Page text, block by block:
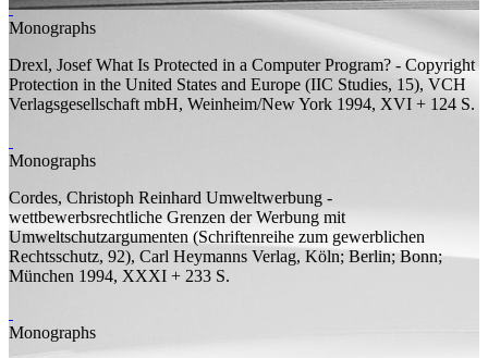
Monographs
Drexl, Josef What Is Protected in a Computer Program? - Copyright
Protection in the United States and Europe (IIC Studies, 15), VCH
Verlagsgesellschaft mbH, Weinheim/New York 1994, XVI + 124 S.
Monographs
Cordes, Christoph Reinhard Umweltwerbung -
wettbewerbsrechtliche Grenzen der Werbung mit
Umweltschutzargumenten (Schriftenreihe zum gewerblichen
Rechtsschutz, 92), Carl Heymanns Verlag, Köln; Berlin; Bonn;
München 1994, XXXI + 233 S.
Monographs